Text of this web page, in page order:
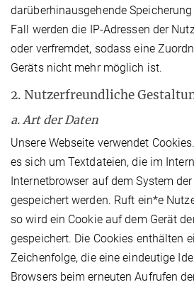
darüberhinausgehende
Fall werden die IP-Adressen der
oder verfremdet, sodass eine
Geräts nicht mehr möglich ist.
2. Nutzerfreundliche
a. Art der Daten
Unsere Webseite verwendet
es sich um Textdateien, die im
Internetbrowser auf dem System
gespeichert werden. Ruft ein*e
so wird ein Cookie auf dem Gerät
gespeichert. Die Cookies enthälten
Zeichenfolge, die eine eindeutige
Browsers beim erneuten Aufrufen